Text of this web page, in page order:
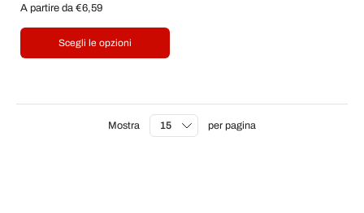
A partire da €6,59
Scegli le opzioni
Mostra per pagina